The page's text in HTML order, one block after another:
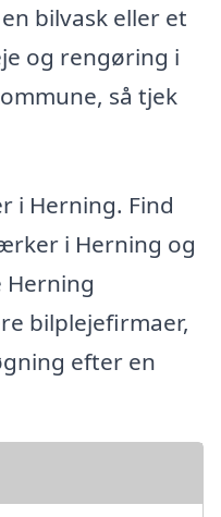
bilvask eller et
og rengøring i
så tjek
i Herning. Find
i Herning og
Herning
bilplejefirmaer,
efter en